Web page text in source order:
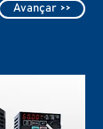
Avançar >>